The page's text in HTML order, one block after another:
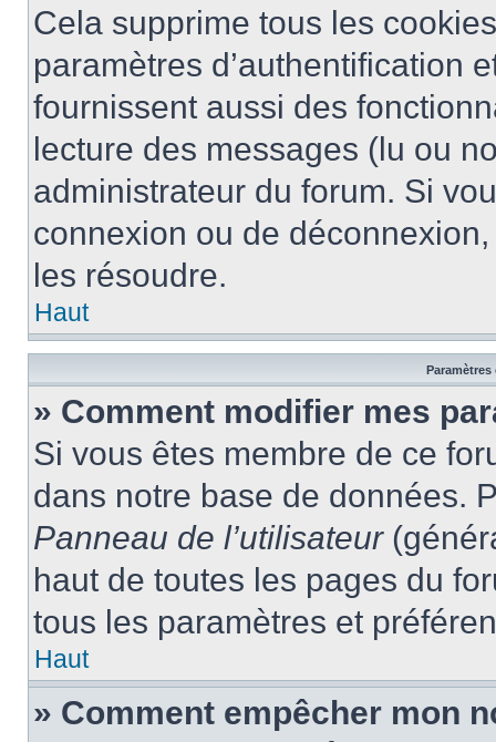
Cela supprime tous les
paramètres d’authentification
fournissent aussi des
lecture des messages (lu ou
administrateur du forum. Si
connexion ou de
les résoudre.
Haut
Paramètres
» Comment modifier mes
Si vous êtes membre de ce
dans notre base de données.
Panneau de l’utilisateur
haut de toutes les pages du
tous les paramètres et
Haut
» Comment empêcher mon